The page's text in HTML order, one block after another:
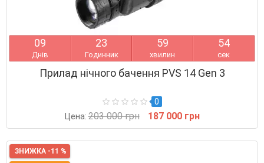
09
Днів
23
Годинник
59
хвилин
53
сек
Прилад нічного бачення PVS 14 Gen 3
0
Цена:203 000 грн 187 000 грн
ЗНИЖКА -11 %